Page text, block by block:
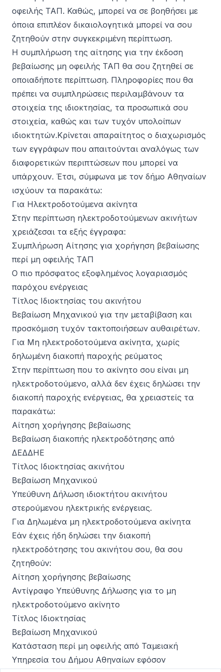
οφειλής ΤΑΠ. Καθώς, μπορεί να σε βοηθήσει με
όποια επιπλέον δικαιολογητικά μπορεί να σου
ζητηθούν στην συγκεκριμένη περίπτωση.
Η συμπλήρωση της αίτησης για την έκδοση
βεβαίωσης μη οφειλής ΤΑΠ θα σου ζητηθεί σε
οποιαδήποτε περίπτωση. Πληροφορίες που θα
πρέπει να συμπληρώσεις περιλαμβάνουν τα
στοιχεία της ιδιοκτησίας, τα προσωπικά σου
στοιχεία, καθώς και των τυχόν υπολοίπων
ιδιοκτητών.Κρίνεται απαραίτητος ο διαχωρισμός
των εγγράφων που απαιτούνται αναλόγως των
διαφορετικών περιπτώσεων που μπορεί να
υπάρχουν. Έτσι, σύμφωνα με τον δήμο Αθηναίων
ισχύουν τα παρακάτω:
Για Ηλεκτροδοτούμενα ακίνητα
Στην περίπτωση ηλεκτροδοτούμενων ακινήτων
χρειάζεσαι τα εξής έγγραφα:
Συμπλήρωση Αίτησης για χορήγηση βεβαίωσης
περί μη οφειλής ΤΑΠ
Ο πιο πρόσφατος εξοφλημένος λογαριασμός
παρόχου ενέργειας
Τίτλος Ιδιοκτησίας του ακινήτου
Βεβαίωση Μηχανικού για την μεταβίβαση και
προσκόμιση τυχόν τακτοποιήσεων αυθαιρέτων.
Για Μη ηλεκτροδοτούμενα ακίνητα, χωρίς
δηλωμένη διακοπή παροχής ρεύματος
Στην περίπτωση που το ακίνητο σου είναι μη
ηλεκτροδοτούμενο, αλλά δεν έχεις δηλώσει την
διακοπή παροχής ενέργειας, θα χρειαστείς τα
παρακάτω:
Αίτηση χορήγησης βεβαίωσης
Βεβαίωση διακοπής ηλεκτροδότησης από
ΔΕΔΔΗΕ
Τίτλος Ιδιοκτησίας ακινήτου
Βεβαίωση Μηχανικού
Υπεύθυνη Δήλωση ιδιοκτήτου ακινήτου
στερούμενου ηλεκτρικής ενέργειας.
Για Δηλωμένα μη ηλεκτροδοτούμενα ακίνητα
Εάν έχεις ήδη δηλώσει την διακοπή
ηλεκτροδότησης του ακινήτου σου, θα σου
ζητηθούν:
Αίτηση χορήγησης βεβαίωσης
Αντίγραφο Υπεύθυνης Δήλωσης για το μη
ηλεκτροδοτούμενο ακίνητο
Τίτλος Ιδιοκτησίας
Βεβαίωση Μηχανικού
Κατάσταση περί μη οφειλής από Ταμειακή
Υπηρεσία του Δήμου Αθηναίων εφόσον